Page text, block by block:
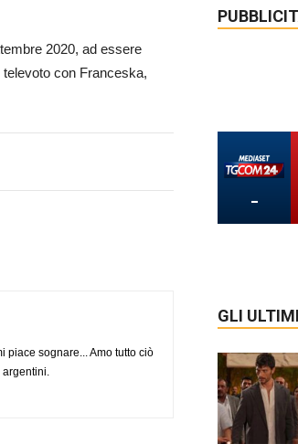
2020, ad essere
con Franceska,
piace sognare... Amo tutto ciò
-
GLI